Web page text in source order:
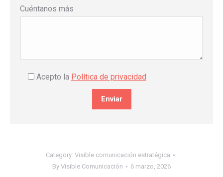
Cuéntanos más
Acepto la Política de privacidad
Category: Visible comunicación estratégica
By Visible Comunicación 6 marzo, 2026